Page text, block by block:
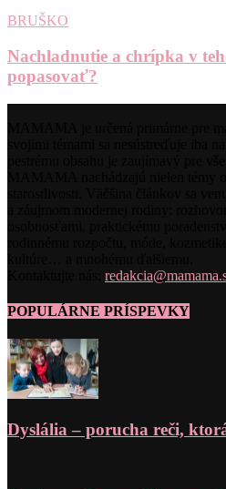
BRUŠKO
Nachladnutie a chrípka v
popasovať?
POPULÁRNE PRÍSPEVKY
Dyslália – porucha reči,